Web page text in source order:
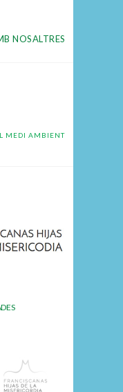
NOSALTRES
MEDI AMBIENT